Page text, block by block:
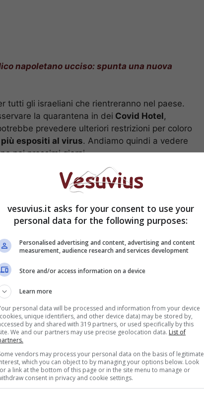
napoletano ucciso: spunta una nuova
tutti gli israeliani che rientreranno nel paese.
la quarantena in dei Covid Hotel,
prevedere ulteriori restrizioni per coloro
espositi al virus. Andiamo quindi a vedere
nei prossimi giorni.
misure restrittive:
scadenza
vesuvius.it asks for your consent to use your
personal data for the following purposes:
Personalised advertising and content, advertising and content
measurement, audience research and services development
Store and/or access information on a device
Learn more
personal data will be processed and information from your device
unique identifiers, and other device data) may be stored by,
by and shared with 319 partners, or used specifically by this
We and our partners may use precise geolocation data. List of
vendors may process your personal data on the basis of legitimate
which you can object to by managing your options below. Look
a link at the bottom of this page or in the site menu to manage or
consent in privacy and cookie settings.